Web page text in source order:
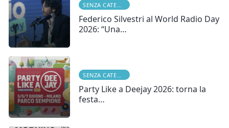
Federico Silvestri al World Radio Day
2026: “Una…
Party Like a Deejay 2026: torna la
festa…